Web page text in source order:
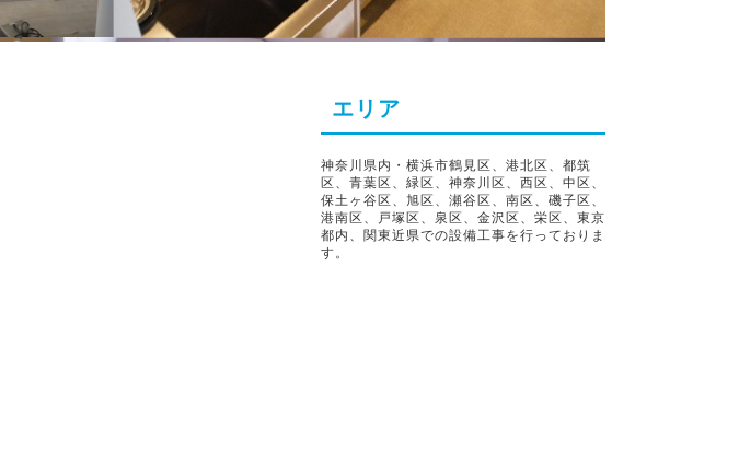
エリア
神奈川県内・横浜市鶴見区、港北区、都筑
区、青葉区、緑区、神奈川区、西区、中区、
保土ヶ谷区、旭区、瀬谷区、南区、磯子区、
港南区、戸塚区、泉区、金沢区、栄区、東京
都内、関東近県での設備工事を行っておりま
す。